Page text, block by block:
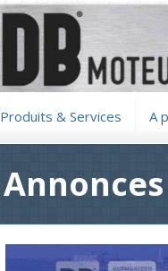
Produits & Services A